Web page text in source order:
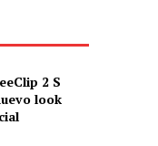
2 S
look